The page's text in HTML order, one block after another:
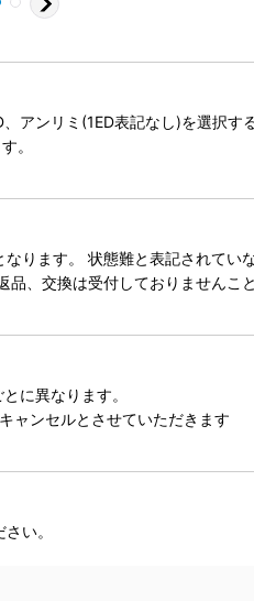
アンリミ(1ED表記なし)を選択す
。
ります。 状態難と表記されてい
、交換は受付しておりませんこ
に異なります。
ャンセルとさせていただきます
い。